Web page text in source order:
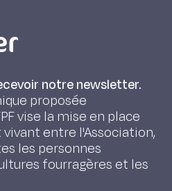
notre newsletter.
proposée
vise la mise en place
entre l'Association,
les personnes
fourragères et les